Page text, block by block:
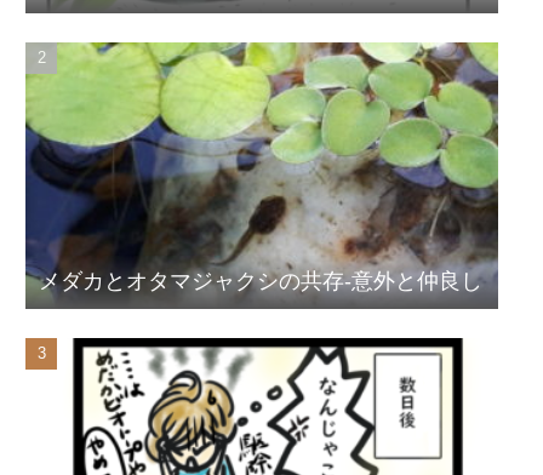
メダカとオタマジャクシの共存-意外と仲良し